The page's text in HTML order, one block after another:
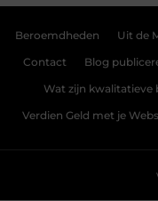
Beroemdheden Uit de
Contact Blog
Wat zijn kwalitatieve
Verdien Geld met je